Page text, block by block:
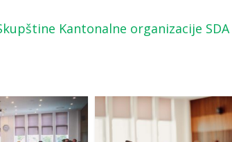
Kantonalne organizacije SDA